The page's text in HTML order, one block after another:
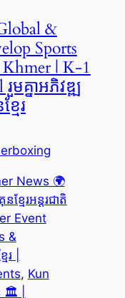
&
Sports
| K-1
គ្នាអភិវឌ្ឍ
ែរ
News 🌍
មែរអន្តរជាតិ
Event
&
|
, Kun
🏛️ |